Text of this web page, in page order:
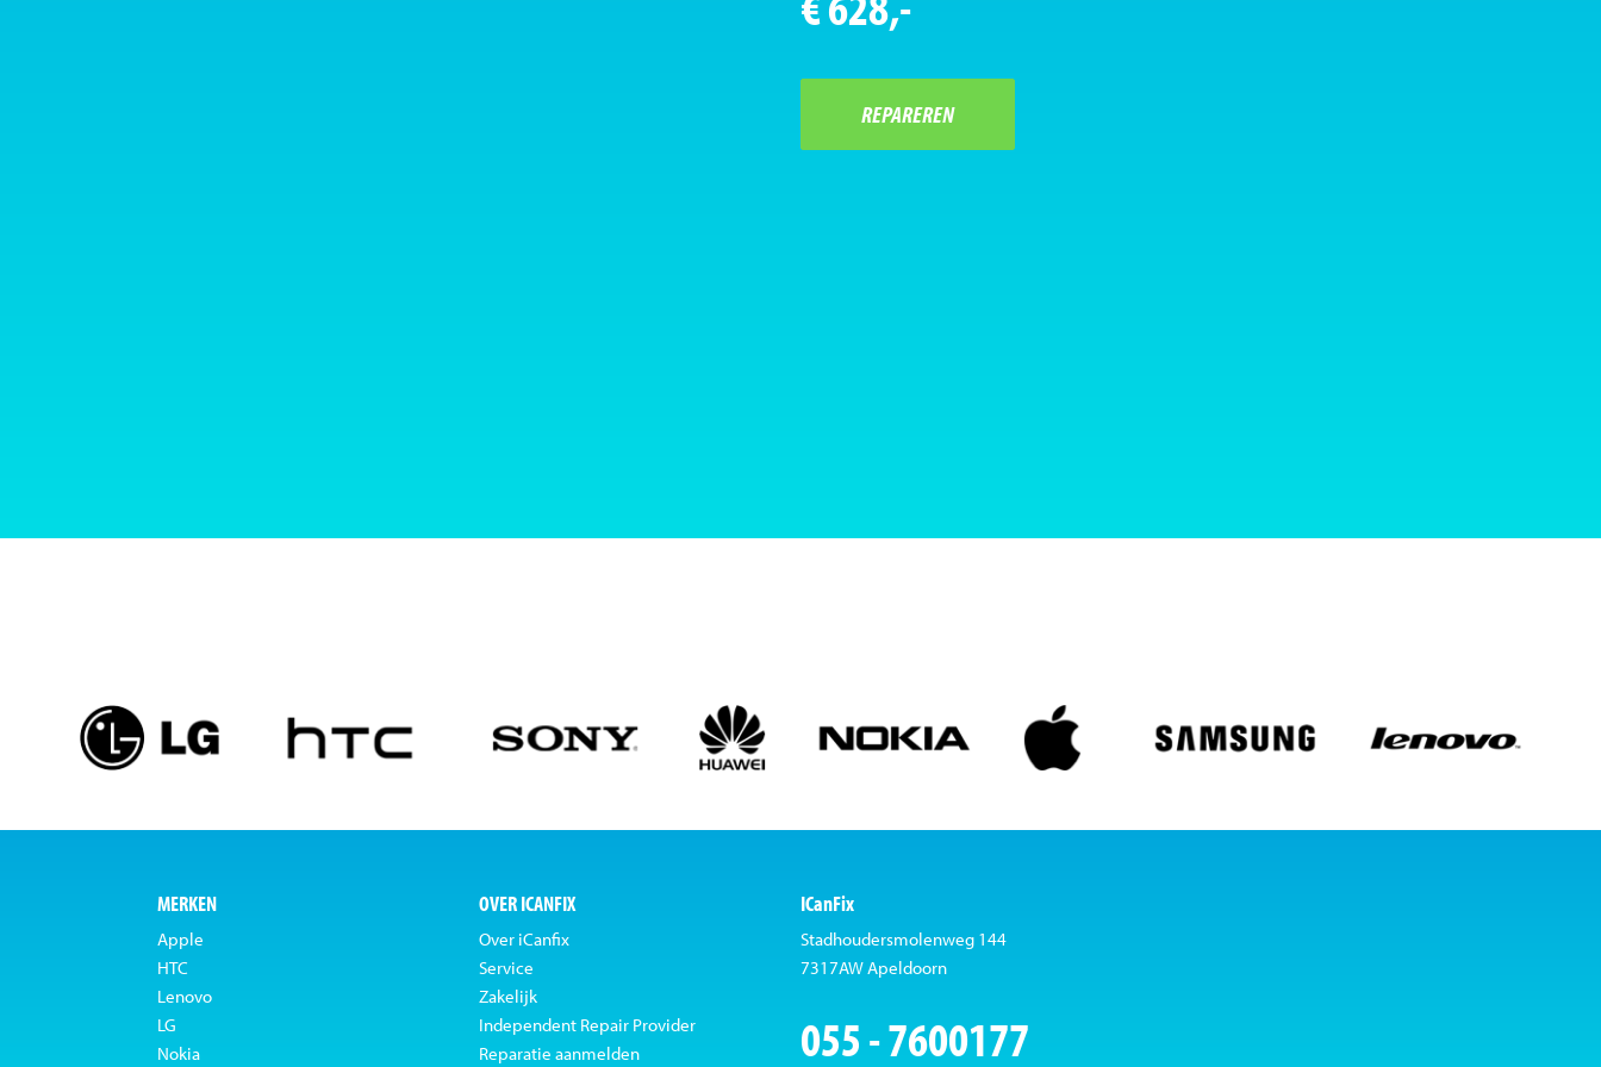
REPAREREN
MERKEN
Apple
HTC
Lenovo
LG
Nokia
OVER ICANFIX
Over iCanfix
Service
Zakelijk
Independent Repair Provider
Reparatie aanmelden
ICanFix
Stadhoudersmolenweg 144
7317AW Apeldoorn
055 - 7600177